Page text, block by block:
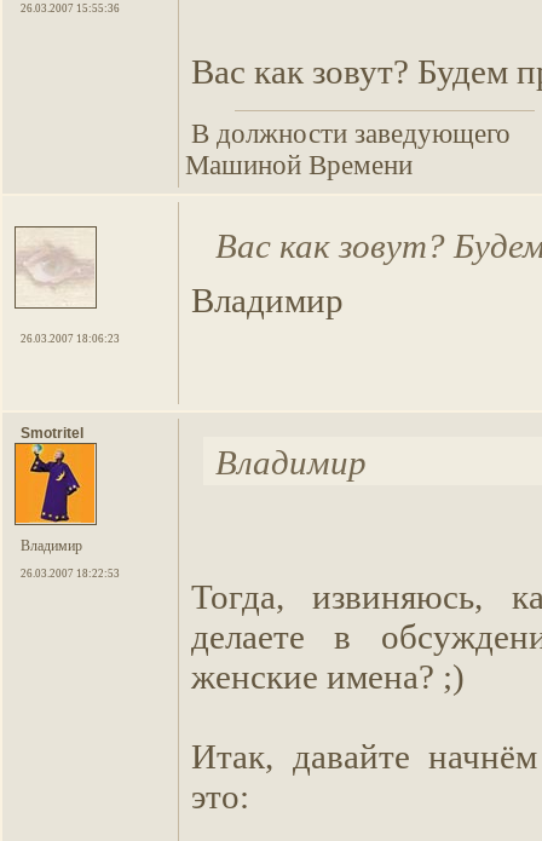
26.03.2007 15:55:36
Вас как зовут? Будем
В должности заведующего
Машиной Времени
26.03.2007 18:06:23
Вас как зовут?
Владимир
Smotritel
Владимир
26.03.2007 18:22:53
Владимир
Тогда, извиняюсь,
делаете в
женские имена? ;)
Итак, давайте
это: